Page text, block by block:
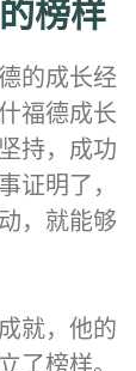
榜样
的成长经
福德成长
持，成功
证明了，
，就能够
就，他的
了榜样。